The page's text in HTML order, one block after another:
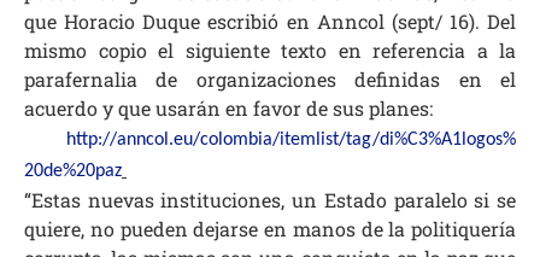
que Horacio Duque escribió en Anncol (sept/ 16). Del
mismo copio el siguiente texto en referencia a la
parafernalia de organizaciones definidas en el
acuerdo y que usarán en favor de sus planes:
http://anncol.eu/colombia/itemlist/tag/di%C3%A1logos%
20de%20paz
“Estas nuevas instituciones, un Estado paralelo si se
quiere, no pueden dejarse en manos de la politiquería